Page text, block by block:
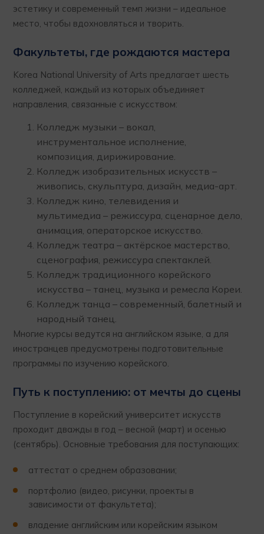
эстетику и современный темп жизни – идеальное
место, чтобы вдохновляться и творить.
Факультеты, где рождаются мастера
Korea National University of Arts предлагает шесть
колледжей, каждый из которых объединяет
направления, связанные с искусством:
Колледж музыки – вокал,
инструментальное исполнение,
композиция, дирижирование.
Колледж изобразительных искусств –
живопись, скульптура, дизайн, медиа-арт.
Колледж кино, телевидения и
мультимедиа – режиссура, сценарное дело,
анимация, операторское искусство.
Колледж театра – актёрское мастерство,
сценография, режиссура спектаклей.
Колледж традиционного корейского
искусства – танец, музыка и ремесла Кореи.
Колледж танца – современный, балетный и
народный танец.
Многие курсы ведутся на английском языке, а для
иностранцев предусмотрены подготовительные
программы по изучению корейского.
Путь к поступлению: от мечты до сцены
Поступление в корейский университет искусств
проходит дважды в год – весной (март) и осенью
(сентябрь). Основные требования для поступающих:
аттестат о среднем образовании;
портфолио (видео, рисунки, проекты в
зависимости от факультета);
владение английским или корейским языком